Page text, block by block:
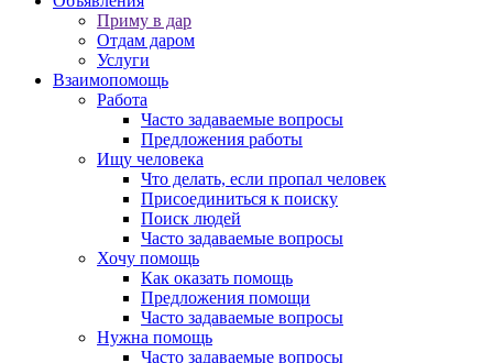
Приму в дар
Отдам даром
Услуги
Взаимопомощь
Работа
Часто задаваемые вопросы
Предложения работы
Ищу человека
Что делать, если пропал человек
Присоединиться к поиску
Поиск людей
Часто задаваемые вопросы
Хочу помощь
Как оказать помощь
Предложения помощи
Часто задаваемые вопросы
Нужна помощь
Часто задаваемые вопросы